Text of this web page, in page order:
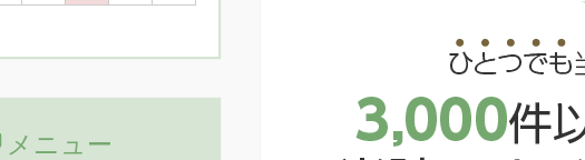
メニュー